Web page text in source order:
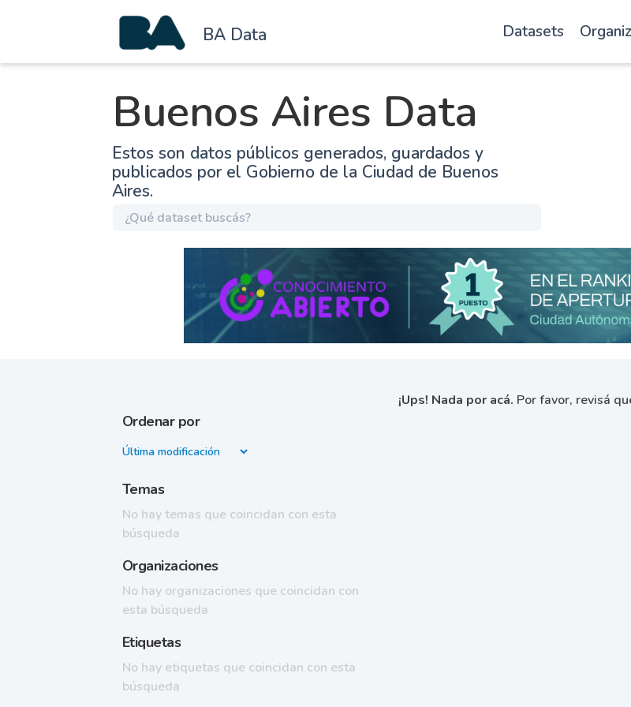
BA Data Datasets
Buenos Aires Data
Estos son datos públicos generados, guardados y
publicados por el Gobierno de la Ciudad de Buenos
Aires.
Ordenar por
Temas
No hay temas que coincidan con esta
búsqueda
Organizaciones
No hay organizaciones que coincidan con
esta búsqueda
Etiquetas
No hay etiquetas que coincidan con esta
búsqueda
¡Ups! Nada por acá. Por favor, revisá